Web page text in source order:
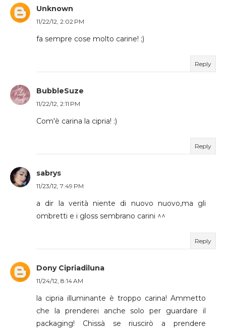
Unknown
11/22/12, 2:02 PM
fa sempre cose molto carine! ;)
Reply
BubbleSuze
11/22/12, 2:11 PM
Com'è carina la cipria! :)
Reply
sabrys
11/23/12, 7:49 PM
a dir la verità niente di nuovo nuovo,ma gli
ombretti e i gloss sembrano carini ^^
Reply
Dony Cipriadiluna
11/24/12, 8:14 AM
la cipria illuminante è troppo carina! Ammetto
che la prenderei anche solo per guardare il
packaging! Chissà se riuscirò a prendere